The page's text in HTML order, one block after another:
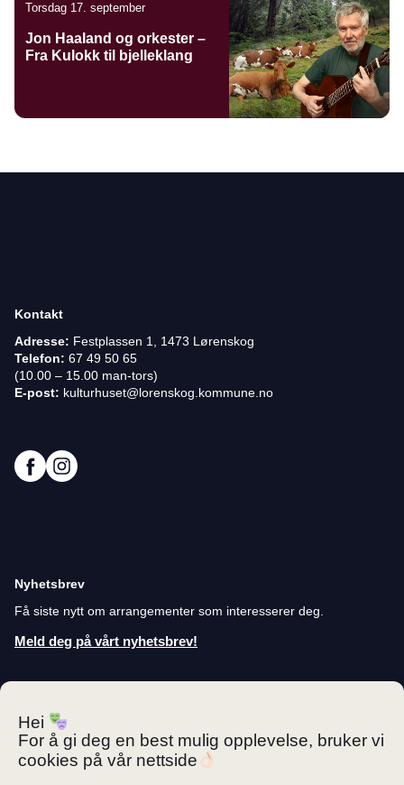
Hei
For å gi deg en best mulig opplevelse, bruker vi
cookies på vår nettside
Torsdag 17. september
Jon Haaland og orkester –
Fra Kulokk til bjelleklang
Nyhetsbrev
Få siste nytt om arrangementer som interesserer deg.
Meld deg på vårt nyhetsbrev!
Cookies
Tilgjengelighetserklæring (bokmål)
Kontakt
Adresse: Festplassen 1, 1473 Lørenskog
Telefon: 67 49 50 65
(10.00 – 15.00 man-tors)
E-post: kulturhuset@lorenskog.kommune.no